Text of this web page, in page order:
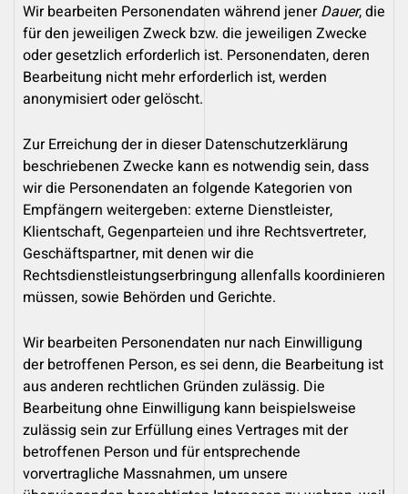
Wir bearbeiten Personendaten während jenerDauer, die
für den jeweiligen Zweck bzw. die jeweiligen Zwecke
oder gesetzlich erforderlich ist. Personendaten, deren
Bearbeitung nicht mehr erforderlich ist, werden
anonymisiert oder gelöscht.
Zur Erreichung der in dieser Datenschutzerklärung
beschriebenen Zwecke kann es notwendig sein, dass
wir die Personendaten an folgende Kategorien von
Empfängern weitergeben: externe Dienstleister,
Klientschaft, Gegenparteien und ihre Rechtsvertreter,
Geschäftspartner, mit denen wir die
Rechtsdienstleistungserbringung allenfalls koordinieren
müssen, sowie Behörden und Gerichte.
Wir bearbeiten Personendaten nur nach Einwilligung
der betroffenen Person, es sei denn, die Bearbeitung ist
aus anderen rechtlichen Gründen zulässig. Die
Bearbeitung ohne Einwilligung kann beispielsweise
zulässig sein zur Erfüllung eines Vertrages mit der
betroffenen Person und für entsprechende
vorvertragliche Massnahmen, um unsere